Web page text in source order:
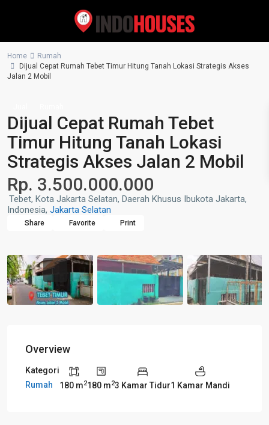
Home
Rumah
Dijual Cepat Rumah Tebet Timur Hitung Tanah Lokasi Strategis Akses
Jalan 2 Mobil
Dijual Cepat Rumah Tebet
Timur Hitung Tanah Lokasi
Strategis Akses Jalan 2 Mobil
Rp. 3.500.000.000
Tebet, Kota Jakarta Selatan, Daerah Khusus Ibukota Jakarta,
Indonesia, Jakarta Selatan
Share Favorite Print
Overview
Kategori
Rumah
180 m2180 m23 Kamar Tidur1 Kamar Mandi